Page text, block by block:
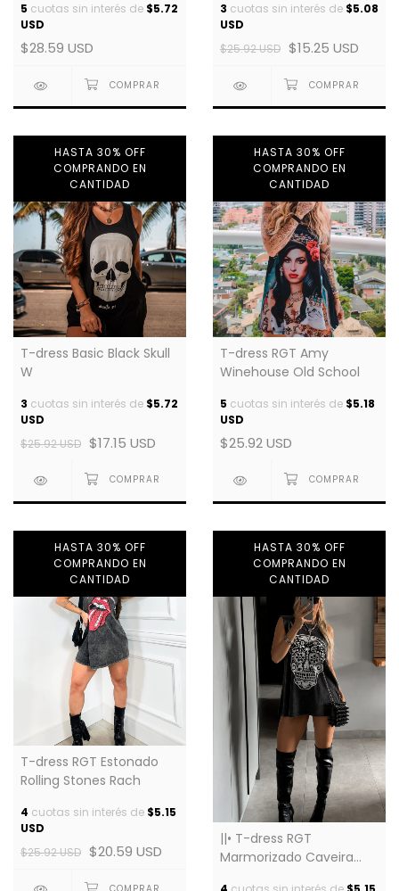
5 cuotas sin interés de $5.72
USD
$28.59 USD
3 cuotas sin interés de $5.08
USD
$25.92 USD $15.25 USD
HASTA 30% OFF
COMPRANDO EN
CANTIDAD
T-dress Basic Black Skull
W
3 cuotas sin interés de $5.72
USD
$25.92 USD $17.15 USD
HASTA 30% OFF
COMPRANDO EN
CANTIDAD
T-dress RGT Amy
Winehouse Old School
5 cuotas sin interés de $5.18
USD
$25.92 USD
HASTA 30% OFF
COMPRANDO EN
CANTIDAD
T-dress RGT Estonado
Rolling Stones Rach
4 cuotas sin interés de $5.15
USD
$25.92 USD $20.59 USD
HASTA 30% OFF
COMPRANDO EN
CANTIDAD
||• T-dress RGT
Marmorizado Caveira